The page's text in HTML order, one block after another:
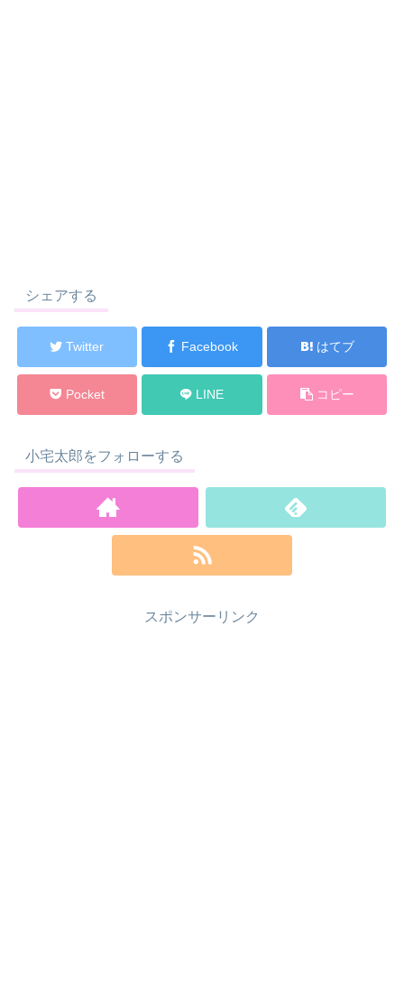
シェアする
Twitter Facebook はてブ
Pocket LINE コピー
小宅太郎をフォローする
スポンサーリンク